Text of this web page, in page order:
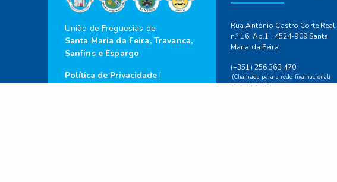
União de Freguesias de
Santa Maria da Feira, Travanca,
Sanfins e Espargo
Política de Privacidade |
Rua António Castro Corte Real,
n.º 16, Ap.1 , 4524-909 Santa
Maria da Feira
(+351) 256 363 470
(Chamada para a rede fixa nacional)
939 430 139